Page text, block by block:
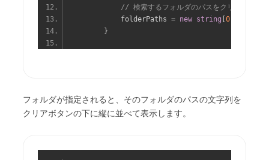
// 検索するフォルダのパスをクリア
            folderPaths
= new string 0
}
フォルダが指定されると、そのフォルダのパスの文字列を
クリアボタンの下に縦に並べて表示します。